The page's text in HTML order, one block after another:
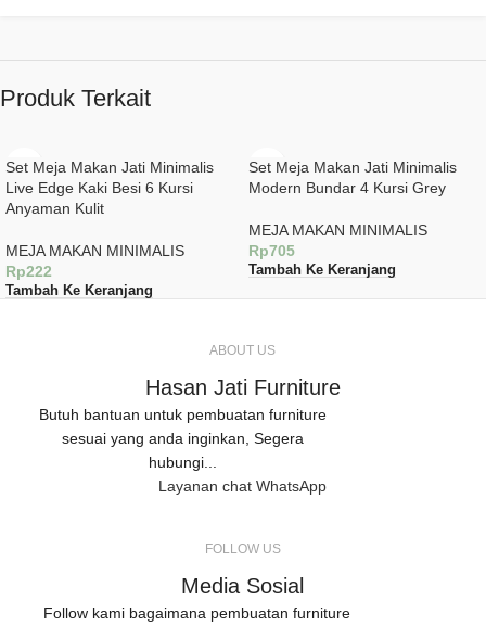
Produk Terkait
Set Meja Makan Jati Minimalis
Live Edge Kaki Besi 6 Kursi
Anyaman Kulit
MEJA MAKAN MINIMALIS
Rp222
Tambah Ke Keranjang
Set Meja Makan Jati Minimalis
Modern Bundar 4 Kursi Grey
MEJA MAKAN MINIMALIS
Rp705
Tambah Ke Keranjang
ABOUT US
Hasan Jati Furniture
Butuh bantuan untuk pembuatan furniture
sesuai yang anda inginkan, Segera
hubungi...
Layanan chat WhatsApp
FOLLOW US
Media Sosial
Follow kami bagaimana pembuatan furniture